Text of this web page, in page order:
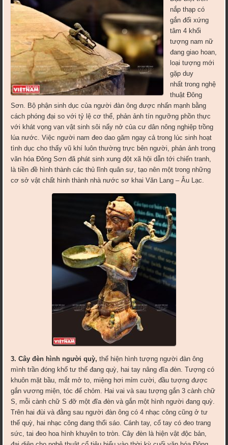
nắp thạp có
gắn đối xứng
tâm 4 khối
tượng nam nữ
đang giao hoan,
loại tượng mới
gặp duy
nhất trong nghệ
thuật Đông
Sơn. Bộ phận sinh dục của người đàn ông được nhấn mạnh bằng
cách phóng đại so với tỷ lệ cơ thể, phản ảnh tín ngưỡng phồn thực
với khát vọng vạn vật sinh sôi nẩy nở của cư dân nông nghiệp trồng
lúa nước. Việc người nam đeo dao găm ngay cả trong lúc sinh hoạt
tình dục cho thấy vũ khí luôn thường trực bên người, phản ảnh trong
văn hóa Đông Sơn đã phát sinh xung đột xã hội dẫn tới chiến tranh,
là tiền đề hình thành các thủ lĩnh quân sự, tạo nên một trong những
cơ sở vật chất hình thành nhà nước sơ khai Văn Lang – Âu Lạc.
3. Cây đèn hình người quỳ,thể hiện hình tượng người đàn ông
mình trần đóng khố tư thế đang quỳ, hai tay nâng đĩa đèn. Tượng có
khuôn mặt bầu, mắt mở to, miệng hơi mỉm cười, đầu tượng được
gắn vương miện, tóc để chỏm. Hai vai và sau tượng gắn 3 cành chữ
S, mỗi cành chữ S đỡ một đĩa đèn và gắn một hình người đang quỳ.
Trên hai đùi và đằng sau người đàn ông có 4 nhạc công cũng ở tư
thế quỳ, hai nhạc công đang thổi sáo. Cánh tay, cổ tay có đeo trang
sức, tai đeo hoa hình khuyên to tròn. Cây đèn là hiện vật độc bản,